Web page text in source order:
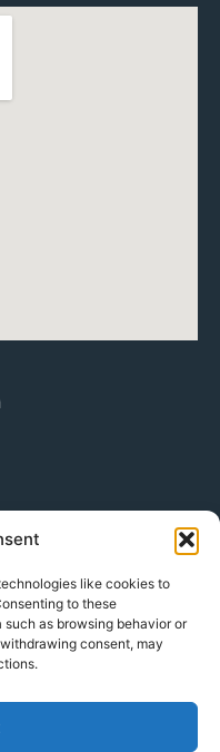
like cookies to
to these
as browsing behavior or
consent, may